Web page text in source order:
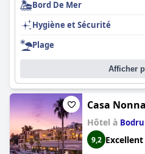
commentaires font l'éloge de
Adult Onlyest à la hauteur de sa
meilleures marques d'hôtels.
Bord De Mer
Hygiène et Sécurité
Plage
Afficher
Casa
Hôtel à
9,2 Excellent